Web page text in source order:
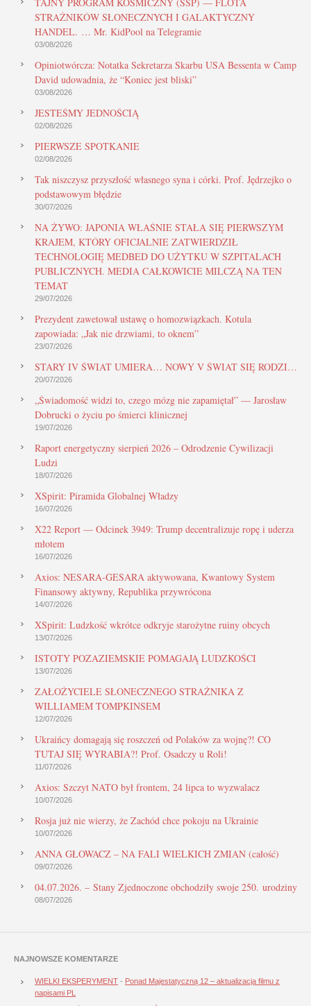
STRAŻNIKÓW SŁONECZNYCH I GALAKTYCZNY
HANDEL. … Mr. KidPool na Telegramie
03/08/2026
Opiniotwórcza: Notatka Sekretarza Skarbu USA Bessenta w Camp
David udowadnia, że “Koniec jest bliski”
03/08/2026
JESTEŚMY JEDNOŚCIĄ
02/08/2026
PIERWSZE SPOTKANIE
02/08/2026
Tak niszczysz przyszłość własnego syna i córki. Prof. Jędrzejko o
podstawowym błędzie
30/07/2026
NA ŻYWO: JAPONIA WŁAŚNIE STAŁA SIĘ PIERWSZYM
KRAJEM, KTÓRY OFICJALNIE ZATWIERDZIŁ
TECHNOLOGIĘ MEDBED DO UŻYTKU W SZPITALACH
PUBLICZNYCH. MEDIA CAŁKOWICIE MILCZĄ NA TEN
TEMAT
29/07/2026
Prezydent zawetował ustawę o homozwiązkach. Kotula
zapowiada: „Jak nie drzwiami, to oknem”
23/07/2026
STARY IV ŚWIAT UMIERA… NOWY V ŚWIAT SIĘ RODZI…
20/07/2026
„Świadomość widzi to, czego mózg nie zapamiętał” — Jarosław
Dobrucki o życiu po śmierci klinicznej
19/07/2026
Raport energetyczny sierpień 2026 – Odrodzenie Cywilizacji
Ludzi
18/07/2026
XSpirit: Piramida Globalnej Władzy
16/07/2026
X22 Report — Odcinek 3949: Trump decentralizuje ropę i uderza
młotem
16/07/2026
Axios: NESARA-GESARA aktywowana, Kwantowy System
Finansowy aktywny, Republika przywrócona
14/07/2026
XSpirit: Ludzkość wkrótce odkryje starożytne ruiny obcych
13/07/2026
ISTOTY POZAZIEMSKIE POMAGAJĄ LUDZKOŚCI
13/07/2026
ZAŁOŻYCIELE SŁONECZNEGO STRAŻNIKA Z
WILLIAMEM TOMPKINSEM
12/07/2026
Ukraińcy domagają się roszczeń od Polaków za wojnę?! CO
TUTAJ SIĘ WYRABIA?! Prof. Osadczy u Roli!
11/07/2026
Axios: Szczyt NATO był frontem, 24 lipca to wyzwalacz
10/07/2026
Rosja już nie wierzy, że Zachód chce pokoju na Ukrainie
10/07/2026
ANNA GŁOWACZ – NA FALI WIELKICH ZMIAN (całość)
09/07/2026
04.07.2026. – Stany Zjednoczone obchodziły swoje 250. urodziny
08/07/2026
NAJNOWSZE KOMENTARZE
WIELKI EKSPERYMENT - Ponad Majestatyczną 12 – aktualizacja filmu z
napisami PL